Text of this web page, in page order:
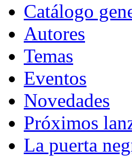
Catálogo
Autores
Temas
Eventos
Novedades
Próximos
La puerta